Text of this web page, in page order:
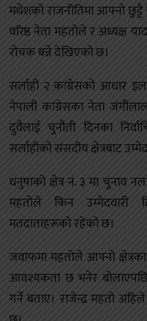
मधेशको राजनीतिमा आफ्नो
वरिष्ठ नेता महतोले र अध्यक्ष
रोचक बन्ने देखिएको छ।
सर्लाही २ कांग्रेसको आधार
नेपाली कांग्रेसका नेता
दुवैलाई चुनौती दिनका
सर्लाहीको संसदीय क्षेत्रबाट
धनुषाको क्षेत्र नं. ३ मा चुनाव
महतोले किन उम्मेदवारी
मतदाताहरूको रहेको छ।
जवाफमा महतोले आफ्नो
आवश्यकता छ भनेर बोलाएपछि
गर्ने बताए। राजेन्द्र महतो